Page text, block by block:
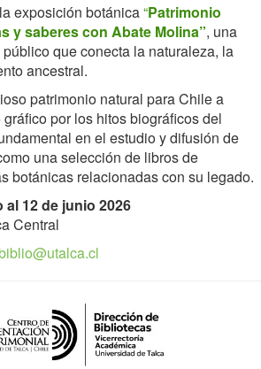
exposición botánica“Patrimonio
y saberes con Abate Molina”, una
que conecta la naturaleza, la
ancestral.
patrimonio natural para Chile a
por los hitos biográficos del
en el estudio y difusión de
una selección de libros de
botánicas relacionadas con su legado.
al 12 de junio 2026
Central